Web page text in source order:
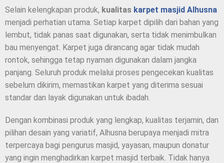
Selain kelengkapan produk, kualitas karpet masjid Alhusna
menjadi perhatian utama. Setiap karpet dipilih dari bahan yang
lembut, tidak panas saat digunakan, serta tidak menimbulkan
bau menyengat. Karpet juga dirancang agar tidak mudah
rontok, sehingga tetap nyaman digunakan dalam jangka
panjang. Seluruh produk melalui proses pengecekan kualitas
sebelum dikirim, memastikan karpet yang diterima sesuai
standar dan layak digunakan untuk ibadah.
Dengan kombinasi produk yang lengkap, kualitas terjamin, dan
pilihan desain yang variatif, Alhusna berupaya menjadi mitra
terpercaya bagi pengurus masjid, yayasan, maupun donatur
yang ingin menghadirkan karpet masjid terbaik. Tidak hanya